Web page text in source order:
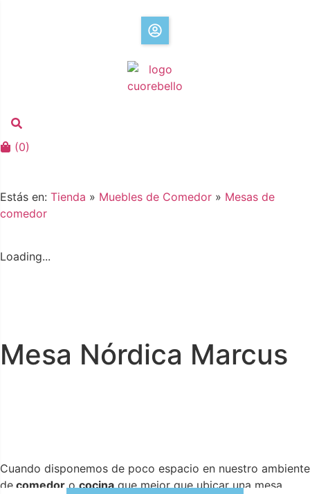
(0)
Estás en: Tienda » Muebles de Comedor » Mesas de
comedor
Loading...
Mesa Nórdica Marcus
Cuando disponemos de poco espacio en nuestro ambiente
de comedorococinaque mejor que ubicar una mesa